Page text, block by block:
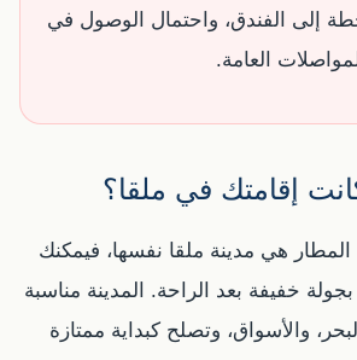
إلى الفندق، واحتمال الوصول في
العامة.
إقامتك في ملقا؟
المطار هي مدينة ملقا نفسها، فيمكنك
بجولة خفيفة بعد الراحة. المدينة مناسبة
والأسواق، وتصلح كبداية ممتازة